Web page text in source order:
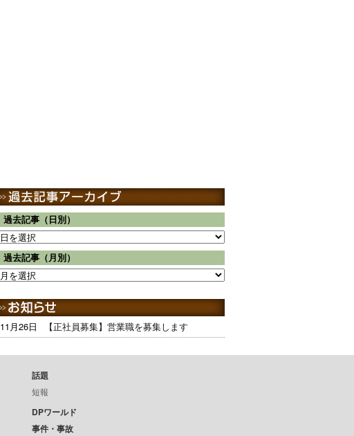
過去記事（日別）
過去記事（月別）
11月26日 【正社員募集】営業職を募集します
話題
短報
DPワールド
事件・事故